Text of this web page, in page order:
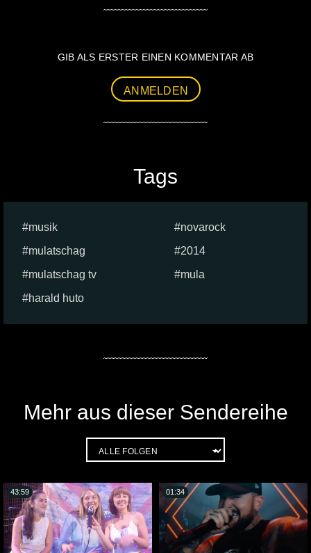
GIB ALS ERSTER EINEN KOMMENTAR AB
ANMELDEN
Tags
musik
novarock
mulatschag
2014
mulatschag tv
mula
harald huto
Mehr aus dieser Sendereihe
43:59 01:34